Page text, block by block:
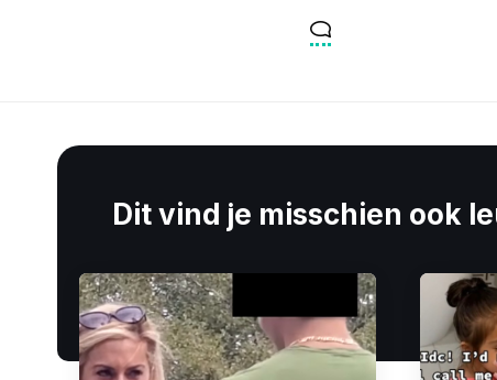
Dit vind je misschien ook